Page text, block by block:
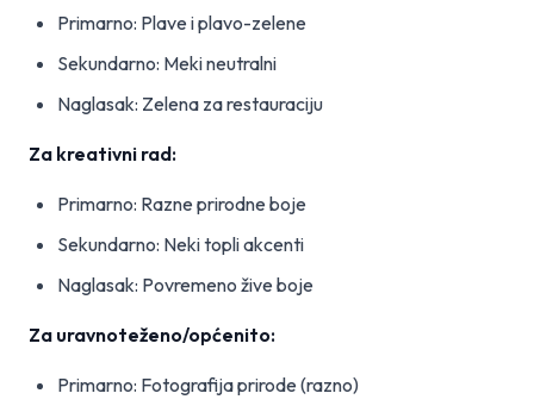
Primarno: Plave i plavo-zelene
Sekundarno: Meki neutralni
Naglasak: Zelena za restauraciju
Za kreativni rad:
Primarno: Razne prirodne boje
Sekundarno: Neki topli akcenti
Naglasak: Povremeno žive boje
Za uravnoteženo/općenito:
Primarno: Fotografija prirode (razno)